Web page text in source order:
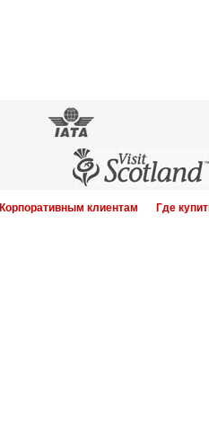
Корпоративным клиентам Где